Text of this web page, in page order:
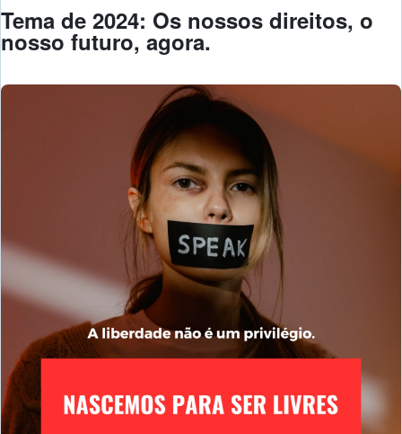
Tema de 2024: Os nossos direitos, o
nosso futuro, agora.